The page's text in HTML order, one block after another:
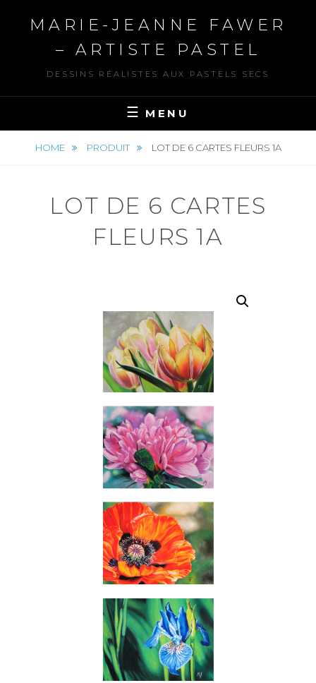
MARIE-JEANNE FAWER
– ARTISTE PASTEL
DESSINS RÉALISTES AUX PASTELS SECS
MENU
HOME PRODUIT LOT DE 6 CARTES FLEURS 1A
LOT DE 6 CARTES
FLEURS 1A